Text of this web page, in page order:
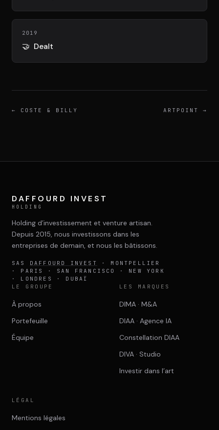
2019
🤝 Dealt
← COSTE & BILLY ARTPOINT →
DAFFOURD INVEST
HOLDING
Holding d’investissement et venture artisan.
Depuis 2015, nous investissons dans les
entreprises de demain, et nous les bâtissons.
SAS DAFFOURD INVEST
· MONTPELLIER
· PARIS · SAN FRANCISCO · NEW YORK
· LONDRES · DUBAÏ
LE GROUPE
À propos
Portefeuille
Équipe
LES MARQUES
DIMA · M&A
DIAA · Agence IA
Constellation DIAA
DIVA · Studio
Investir dans l’art
LÉGAL
Mentions légales